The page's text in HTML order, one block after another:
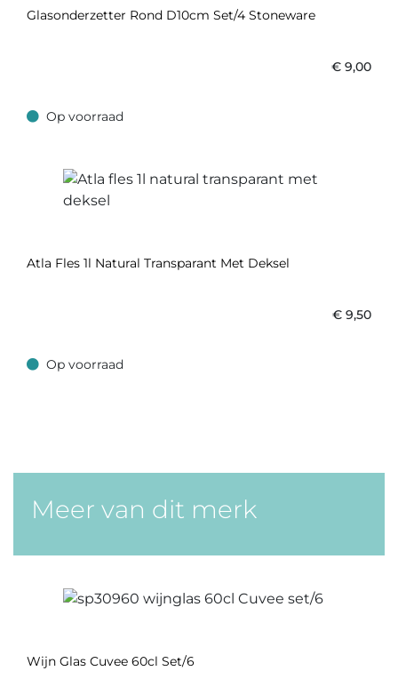
Glasonderzetter Rond D10cm Set/4 Stoneware
€ 9,00
Op voorraad
Op voorraad
Atla Fles 1l Natural Transparant Met Deksel
€ 9,50
Op voorraad
Op voorraad
Meer van dit merk
Wijn Glas Cuvee 60cl Set/6